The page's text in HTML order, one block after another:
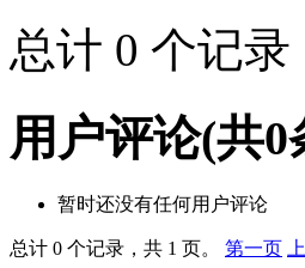
总计 0 个记
用户评论(共0
暂时还没有任何用户评论
总计 0 个记录，共 1 页。 第一页